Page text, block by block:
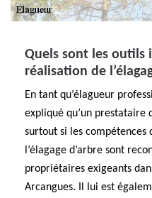
Quels sont les outils
réalisation de
En tant qu’élagueur
expliqué qu’un prestataire
surtout si les compétences
l’élagage d’arbre sont
propriétaires exigeants
Arcangues. Il lui est